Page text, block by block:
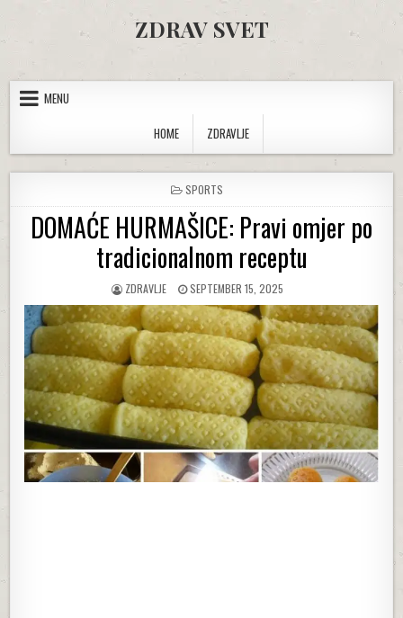
ZDRAV SVET
MENU
HOME
ZDRAVLJE
POSTED IN
SPORTS
DOMAĆE HURMAŠICE: Pravi omjer po
tradicionalnom receptu
AUTHOR:
ZDRAVLJE PUBLISHED DATE:
SEPTEMBER 15, 2025